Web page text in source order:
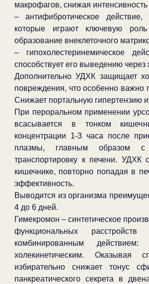
макрофагов, снижая
– антифибротическое действие,
которые играют ключевую
образование внеклеточного
– гипохолестеринемическое
способствует его выведению через
Дополнительно УДХК защищает
повреждения, что особенно
Снижает портальную гипертензию
При пероральном применении
всасывается в тонком
концентрации 1-3 часа после
плазмы, главным образом с
транспортировку к печени. УДХК
кишечнике, повторно попадая в
эффективность.
Выводится из организма
4 до 6 дней.
Гимекромон – синтетическое
функциональных
комбинированным действием:
холекинетическим. Оказывая
избирательно снижает тонус
панкреатического секрета в